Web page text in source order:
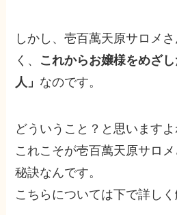
しかし、壱百萬天原サロメ
く、 これからお嬢様をめざ
人」 なのです。
どういうこと？と思いますよ
これこそが壱百萬天原サロ
秘訣なんです。
こちらについては下で詳しく